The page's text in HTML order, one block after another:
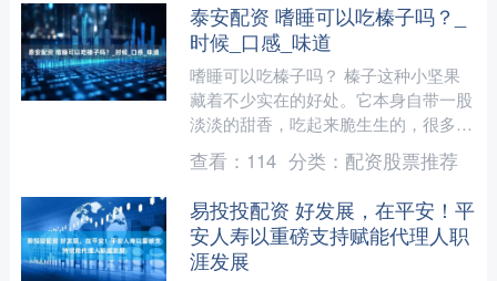
泰安配资 嗜睡可以吃榛子吗？_
时候_口感_味道
嗜睡可以吃榛子吗？ 榛子这种小坚果
藏着不少实在的好处。它本身自带一股
淡淡的甜香，吃起来脆生生的，很多人
没事就喜欢抓一把当零嘴。其实它不只
是口感好，里面还藏着不少....
查看： 114 分类： 配资股票推荐
易投投配资 好发展，在平安！平
安人寿以重磅支持赋能代理人职
涯发展